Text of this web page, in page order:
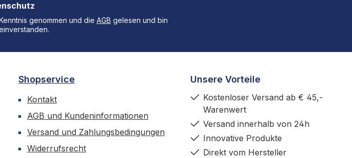
genommen und die AGB gelesen und bin
Shopservice
Kontakt
AGB und Kundeninformationen
Versand und Zahlungsbedingungen
Widerrufsrecht
Unsere Vorteile
Kostenloser Versand ab € 45,-
Warenwert
Versand innerhalb von 24h
Innovative Produkte
Direkt vom Hersteller